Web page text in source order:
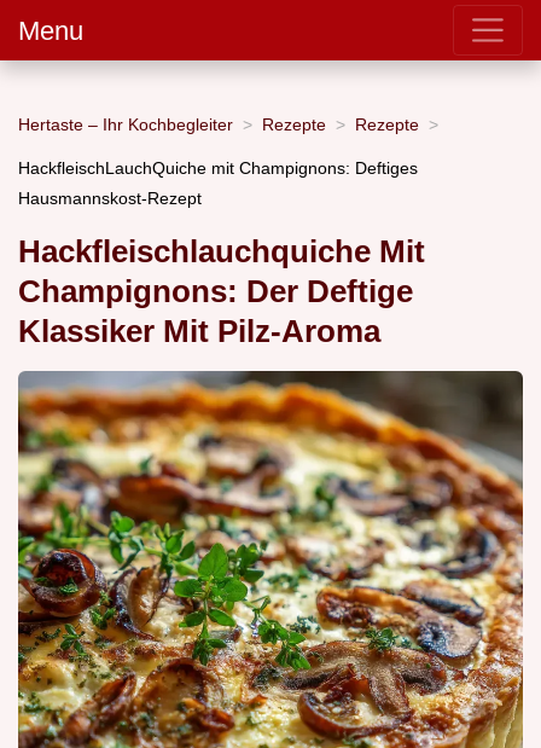
Menu
Hertaste – Ihr Kochbegleiter Rezepte Rezepte
HackfleischLauchQuiche mit Champignons: Deftiges
Hausmannskost-Rezept
Hackfleischlauchquiche Mit
Champignons: Der Deftige
Klassiker Mit Pilz-Aroma